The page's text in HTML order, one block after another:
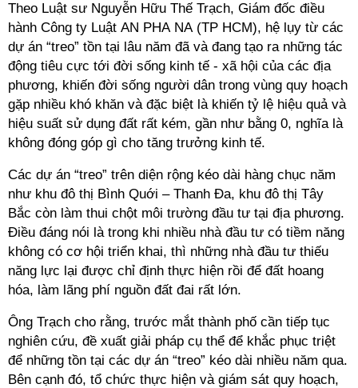
Theo Luật sư Nguyễn Hữu Thế Trạch, Giám đốc điều
hành Công ty Luật AN PHA NA (TP HCM), hệ lụy từ các
dự án “treo” tồn tại lâu năm đã và đang tạo ra những tác
động tiêu cực tới đời sống kinh tế - xã hội của các địa
phương, khiến đời sống người dân trong vùng quy hoạch
gặp nhiều khó khăn và đặc biệt là khiến tỷ lệ hiệu quả và
hiệu suất sử dụng đất rất kém, gần như bằng 0, nghĩa là
không đóng góp gì cho tăng trưởng kinh tế.
Các dự án “treo” trên diện rộng kéo dài hàng chục năm
như khu đô thị Bình Quới – Thanh Đa, khu đô thị Tây
Bắc còn làm thui chột môi trường đầu tư tại địa phương.
Điều đáng nói là trong khi nhiều nhà đầu tư có tiềm năng
không có cơ hội triển khai, thì những nhà đầu tư thiếu
năng lực lại được chỉ định thực hiện rồi để đất hoang
hóa, làm lãng phí nguồn đất đai rất lớn.
Ông Trạch cho rằng, trước mắt thành phố cần tiếp tục
nghiên cứu, đề xuất giải pháp cụ thể để khắc phục triệt
để những tồn tại các dự án “treo” kéo dài nhiều năm qua.
Bên cạnh đó, tổ chức thực hiện và giám sát quy hoạch,